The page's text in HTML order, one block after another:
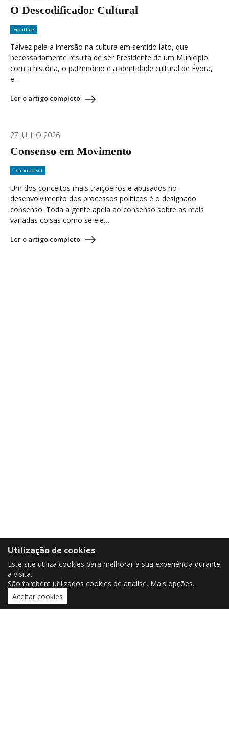
O Descodificador Cultural
Frontline
Talvez pela a imersão na cultura em sentido lato, que
necessariamente resulta de ser Presidente de um Município
com a história, o património e a identidade cultural de Évora,
e…
Ler o artigo completo
27 JULHO 2026
Consenso em Movimento
Diário do Sul
Um dos conceitos mais traiçoeiros e abusados no
desenvolvimento dos processos políticos é o designado
consenso. Toda a gente apela ao consenso sobre as mais
variadas coisas como se ele…
Ler o artigo completo
Utilização de cookies
Este site utiliza cookies para melhorar a sua experiência durante
a visita.
São também utilizados cookies de análise. Mais opções.
Aceitar cookies